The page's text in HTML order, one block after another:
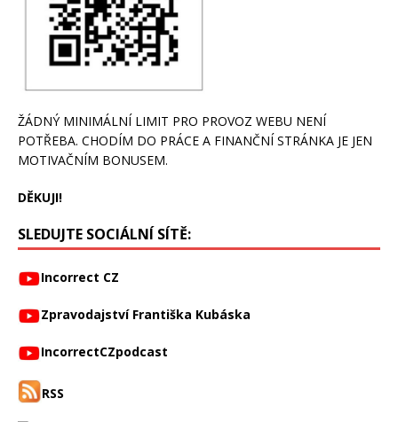
ŽÁDNÝ MINIMÁLNÍ LIMIT PRO PROVOZ WEBU NENÍ
POTŘEBA. CHODÍM DO PRÁCE A FINANČNÍ STRÁNKA JE JEN
MOTIVAČNÍM BONUSEM.
DĚKUJI!
SLEDUJTE SOCIÁLNÍ SÍTĚ:
Incorrect CZ
Zpravodajství Františka Kubáska
IncorrectCZpodcast
RSS